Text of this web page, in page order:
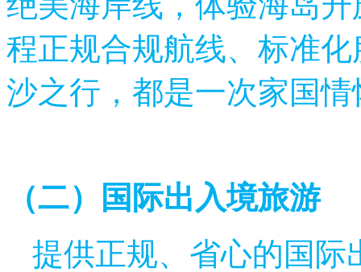
程正规合规航线、标准
沙之行，都是一次家国
（二）国际出入境旅游
提供正规、省心的国际